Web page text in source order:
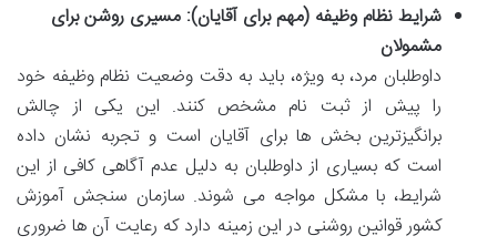
شرایط نظام وظیفه (مهم برای آقایان): مسیری روشن برای
مشمولان
داوطلبان مرد، به ویژه، باید به دقت وضعیت نظام وظیفه خود
را پیش از ثبت نام مشخص کنند. این یکی از چالش
برانگیزترین بخش ها برای آقایان است و تجربه نشان داده
است که بسیاری از داوطلبان به دلیل عدم آگاهی کافی از این
شرایط، با مشکل مواجه می شوند. سازمان سنجش آموزش
کشور قوانین روشنی در این زمینه دارد که رعایت آن ها ضروری